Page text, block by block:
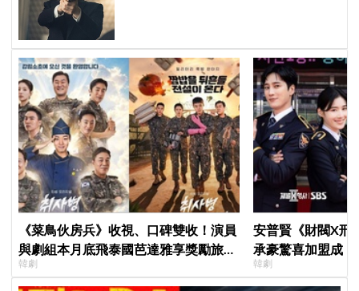
《菜鳥伙房兵》收視、口碑雙收！演員
與劇組本月底飛泰國芭達雅享獎勵旅
行，慶祝亮眼成績
韓劇
安普賢《財閥X刑
承豪驚喜加盟成
曝：太有存在感
韓劇